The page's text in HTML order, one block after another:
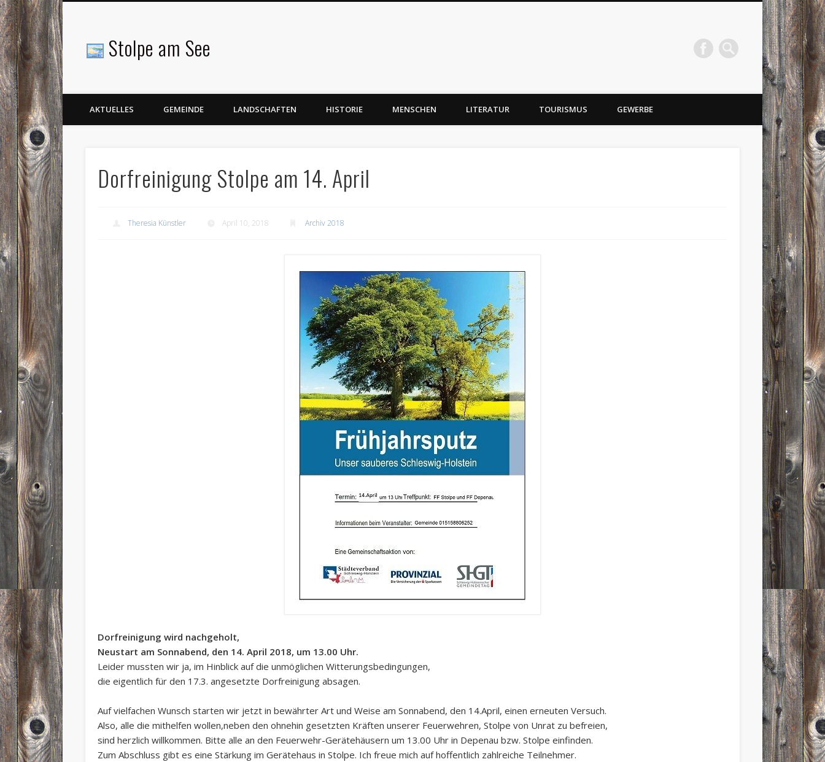
Stolpe am See
Facebook
AKTUELLES GEMEINDE LANDSCHAFTEN HISTORIE MENSCHEN LITERATUR TOURISMUS GEWERBE
Dorfreinigung Stolpe am 14. April
Theresia Künstler April 10, 2018 Archiv 2018
Dorfreinigung wird nachgeholt,
Neustart am Sonnabend, den 14. April 2018, um 13.00 Uhr.
Leider mussten wir ja, im Hinblick auf die unmöglichen Witterungsbedingungen,
die eigentlich für den 17.3. angesetzte Dorfreinigung absagen.
Auf vielfachen Wunsch starten wir jetzt in bewährter Art und Weise am Sonnabend, den 14.April, einen erneuten Versuch.
Also, alle die mithelfen wollen,neben den ohnehin gesetzten Kräften unserer Feuerwehren, Stolpe von Unrat zu befreien,
sind herzlich willkommen. Bitte alle an den Feuerwehr-Gerätehäusern um 13.00 Uhr in Depenau bzw. Stolpe einfinden.
Zum Abschluss gibt es eine Stärkung im Gerätehaus in Stolpe. Ich freue mich auf hoffentlich zahlreiche Teilnehmer.